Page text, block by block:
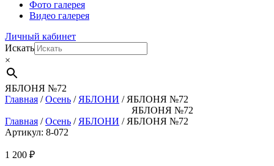
Фото галерея
Видео галерея
Личный кабинет
Искать
×
ЯБЛОНЯ №72
Главная /Осень / ЯБЛОНИ / ЯБЛОНЯ №72
ЯБЛОНЯ №72
Главная /Осень / ЯБЛОНИ / ЯБЛОНЯ №72
Артикул: 8-072
1 200 ₽